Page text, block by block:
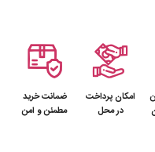
امکان پرداخت
در محل
ضمانت خرید
مطمئن و امن